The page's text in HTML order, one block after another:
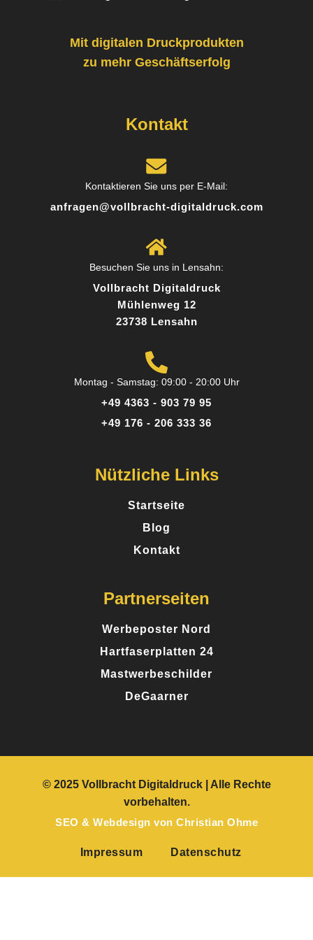
Posted on
Mit digitalen Druckprodukten
zu mehr Geschäftserfolg
Kontakt
Kontaktieren Sie uns per E-Mail:
anfragen@vollbracht-digitaldruck.com
Besuchen Sie uns in Lensahn:
Vollbracht Digitaldruck
Mühlenweg 12
23738 Lensahn
Montag - Samstag: 09:00 - 20:00 Uhr
+49 4363 - 903 79 95
+49 176 - 206 333 36
Nützliche Links
Startseite
Blog
Kontakt
Partnerseiten
Werbeposter Nord
Hartfaserplatten 24
Mastwerbeschilder
DeGaarner
© 2025 Vollbracht Digitaldruck| Alle Rechte
vorbehalten.
SEO & Webdesign von Christian Ohme
Impressum Datenschutz